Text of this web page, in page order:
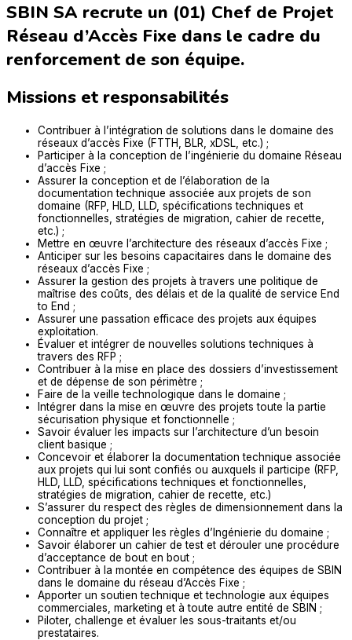
SBIN SA recrute un (01) Chef de Projet
Réseau d’Accès Fixe dans le cadre du
renforcement de son équipe.
Missions et responsabilités
Contribuer à l’intégration de solutions dans le domaine des
réseaux d’accès Fixe (FTTH, BLR, xDSL, etc.) ;
Participer à la conception de l’ingénierie du domaine Réseau
d’accès Fixe ;
Assurer la conception et de l’élaboration de la
documentation technique associée aux projets de son
domaine (RFP, HLD, LLD, spécifications techniques et
fonctionnelles, stratégies de migration, cahier de recette,
etc.) ;
Mettre en œuvre l’architecture des réseaux d’accès Fixe ;
Anticiper sur les besoins capacitaires dans le domaine des
réseaux d’accès Fixe ;
Assurer la gestion des projets à travers une politique de
maîtrise des coûts, des délais et de la qualité de service End
to End ;
Assurer une passation efficace des projets aux équipes
exploitation.
Évaluer et intégrer de nouvelles solutions techniques à
travers des RFP ;
Contribuer à la mise en place des dossiers d’investissement
et de dépense de son périmètre ;
Faire de la veille technologique dans le domaine ;
Intégrer dans la mise en œuvre des projets toute la partie
sécurisation physique et fonctionnelle ;
Savoir évaluer les impacts sur l’architecture d’un besoin
client basique ;
Concevoir et élaborer la documentation technique associée
aux projets qui lui sont confiés ou auxquels il participe (RFP,
HLD, LLD, spécifications techniques et fonctionnelles,
stratégies de migration, cahier de recette, etc.)
S’assurer du respect des règles de dimensionnement dans la
conception du projet ;
Connaître et appliquer les règles d’Ingénierie du domaine ;
Savoir élaborer un cahier de test et dérouler une procédure
d’acceptance de bout en bout ;
Contribuer à la montée en compétence des équipes de SBIN
dans le domaine du réseau d’Accès Fixe ;
Apporter un soutien technique et technologie aux équipes
commerciales, marketing et à toute autre entité de SBIN ;
Piloter, challenge et évaluer les sous-traitants et/ou
prestataires.